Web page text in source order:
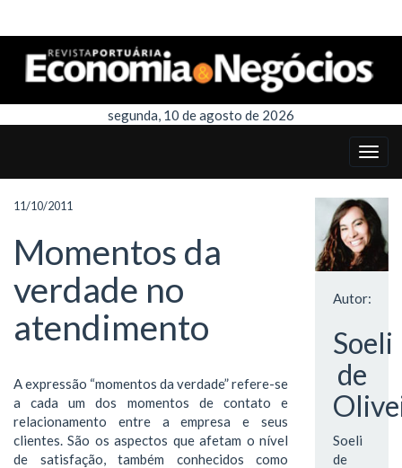
segunda, 10 de agosto de 2026
11/10/2011
Momentos da
verdade no
atendimento
A expressão “momentos da verdade” refere-se
a cada um dos momentos de contato e
relacionamento entre a empresa e seus
clientes. São os aspectos que afetam o nível
de satisfação, também conhecidos como
Autor:
Soeli
de
Soeli
de